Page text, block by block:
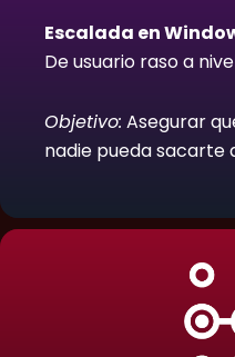
Escalada en
De usuario raso a nivel
Objetivo: Asegurar
nadie pueda sacarte